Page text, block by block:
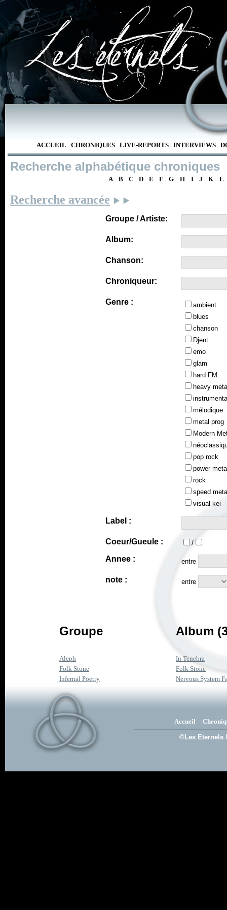
ACCUEIL CHRONIQUES LIVE-REPORTS INTERVIEWS
Recherche alphabétique chroniques
A B C D E F G H I J K L
Recherche avancée
Groupe / Artiste:
Album:
Chanson:
Chroniqueur:
Genre :
ambient
blues
chanson
Djent
emo
glam
hard FM
heavy
mélodique
metal prog
Modern
pop rock
power
rock
speed
visual kei
Label :
Coeur/Gueule : /
Annee : entre
note : entre
Groupe Album
Aleph
In Tenebra
Folk Stone
Folk Stone
Infernal Poetry
Nervous System
Accueil
©Les Eternels